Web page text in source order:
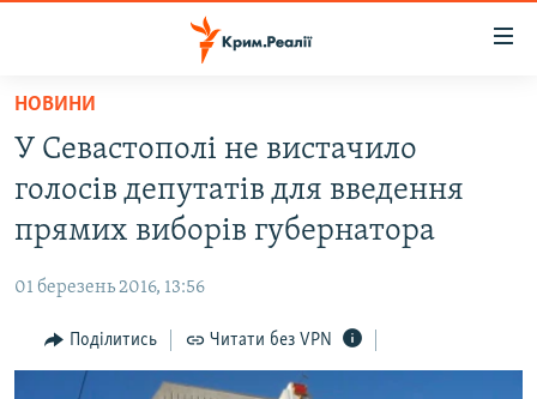
Перейти
основного
матеріалу
до
основної
навігації
Перейти
до
БЛОГИ
ПОГЛЯД
ІНТЕРВ'Ю
НОВИНИ
У Севастополі не вистачило
голосів депутатів для введення
прямих виборів губернатора
01 березень 2016, 13:56
Поділитись Читати без VPN